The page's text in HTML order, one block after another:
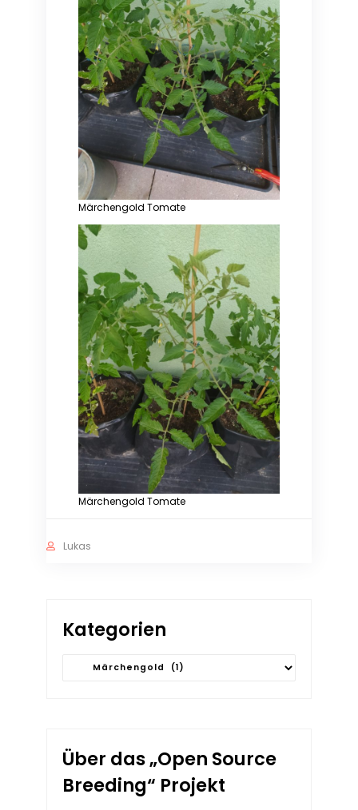
Märchengold Tomate
Märchengold Tomate
Lukas
Kategorien
Kategorien
Über das „Open Source
Breeding“ Projekt